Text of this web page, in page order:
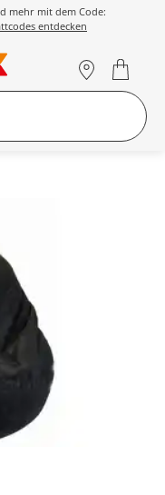
mehr mit dem Code:
entdecken